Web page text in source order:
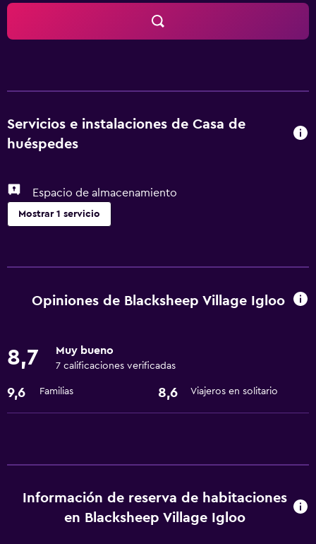
Servicios e instalaciones de Casa de
huéspedes
Espacio de almacenamiento
Mostrar 1 servicio
Espacio de almacenamiento
Opiniones de Blacksheep Village Igloo
8,7 Muy bueno
7 calificaciones verificadas
9,6 Familias 8,6 Viajeros en solitario
Información de reserva de habitaciones
en Blacksheep Village Igloo